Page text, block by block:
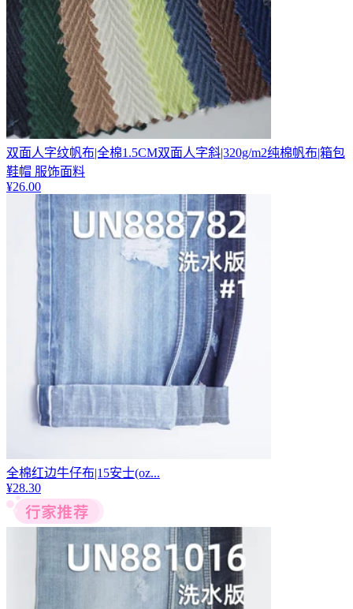
双面人字纹帆布|全棉1.5CM双面人字斜|320g/m2纯棉帆布|箱包
鞋帽 服饰面料
¥26.00
全棉红边牛仔布|15安士(oz...
¥28.30